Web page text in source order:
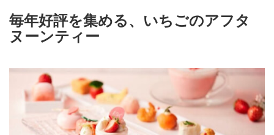
毎年好評を集める、いちごのアフタ
ヌーンティー